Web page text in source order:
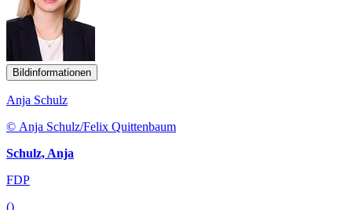
Bildinformationen
Anja Schulz
© Anja Schulz/Felix Quittenbaum
Schulz, Anja
FDP
()